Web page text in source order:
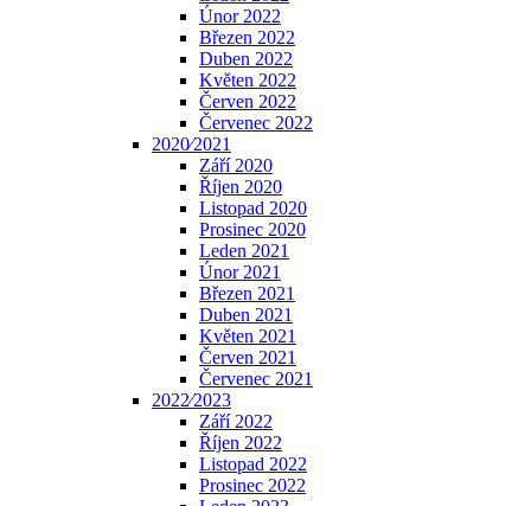
Únor 2022
Březen 2022
Duben 2022
Květen 2022
Červen 2022
Červenec 2022
2020⁄2021
Září 2020
Říjen 2020
Listopad 2020
Prosinec 2020
Leden 2021
Únor 2021
Březen 2021
Duben 2021
Květen 2021
Červen 2021
Červenec 2021
2022⁄2023
Září 2022
Říjen 2022
Listopad 2022
Prosinec 2022